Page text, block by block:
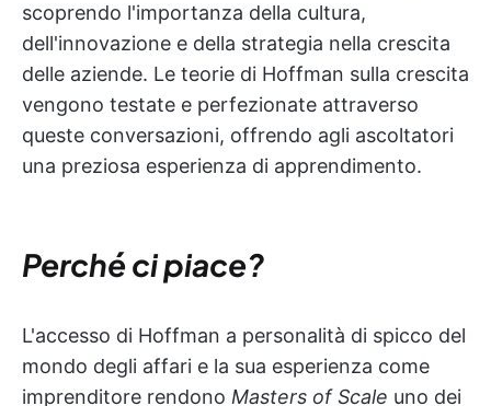
scoprendo l'importanza della cultura,
dell'innovazione e della strategia nella crescita
delle aziende. Le teorie di Hoffman sulla crescita
vengono testate e perfezionate attraverso
queste conversazioni, offrendo agli ascoltatori
una preziosa esperienza di apprendimento.
Perché ci piace?
L'accesso di Hoffman a personalità di spicco del
mondo degli affari e la sua esperienza come
imprenditore rendono Masters of Scale uno dei